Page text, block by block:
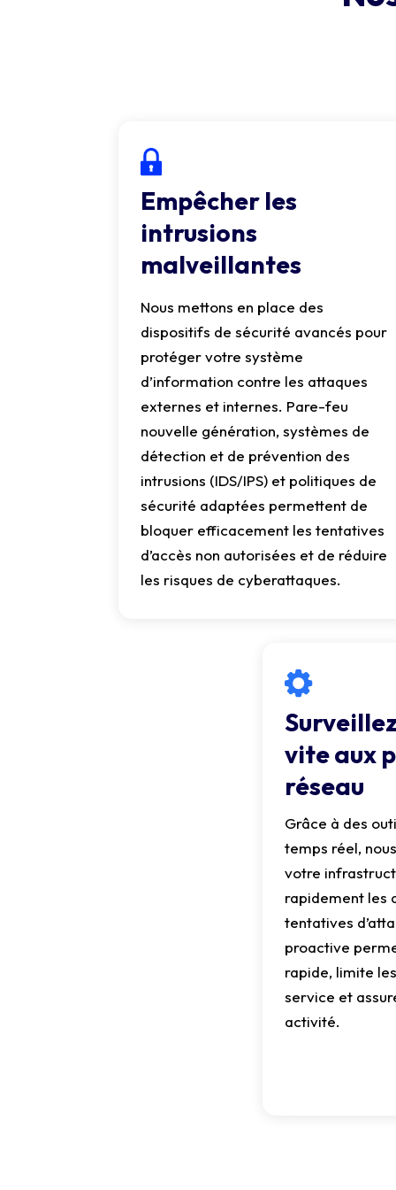
Empêcher les
intrusions
malveillantes
Nous mettons en place des
dispositifs de sécurité avancés pour
protéger votre système
d’information contre les attaques
externes et internes. Pare-feu
nouvelle génération, systèmes de
détection et de prévention des
intrusions (IDS/IPS) et politiques de
sécurité adaptées permettent de
bloquer efficacement les tentatives
d’accès non autorisées et de réduire
les risques de cyberattaques.
vite aux
réseau
Grâce à des
temps réel,
votre
rapidement les
tentatives
proactive
rapide, limite
service et
activité.